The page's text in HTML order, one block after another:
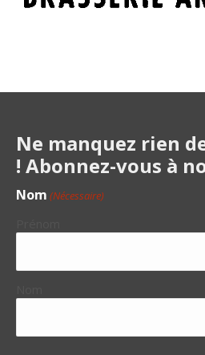
Ne manquez rien
! Abonnez-vous à
Nom (Nécessaire)